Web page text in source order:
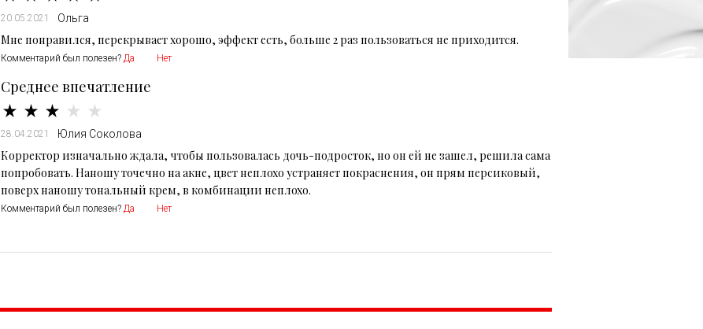
20.05.2021 Ольга
Мне понравился, перекрывает хорошо, эффект есть, больше 2 раз пользоваться не приходится.
Комментарий был полезен? Да Нет
Среднее впечатление
28.04.2021 Юлия Соколова
Корректор изначально ждала, чтобы пользовалась дочь-подросток, но он ей не зашел, решила сама
попробовать. Наношу точечно на акне, цвет неплохо устраняет покраснения, он прям персиковый,
поверх наношу тональный крем, в комбинации неплохо.
Комментарий был полезен? Да Нет